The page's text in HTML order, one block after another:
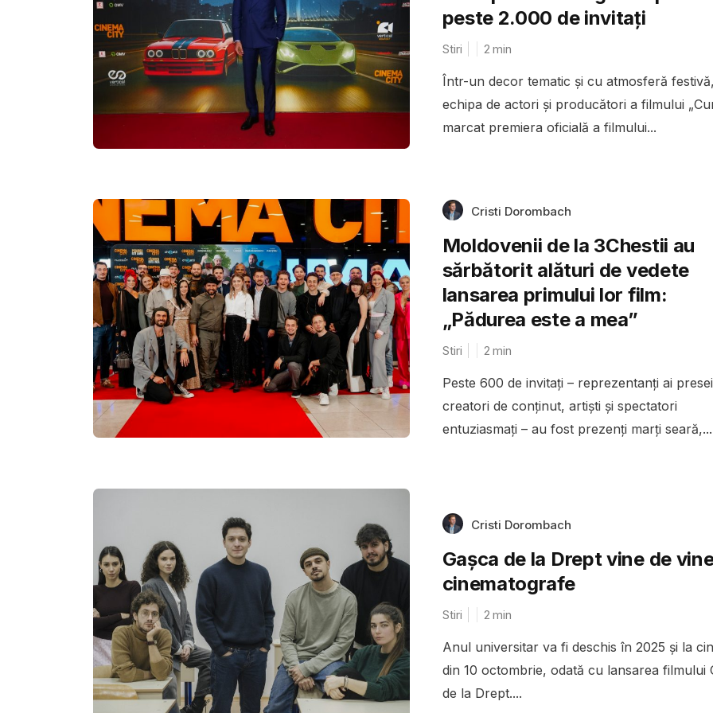
peste 2.000 de invitați
Stiri 2 min
Într-un decor tematic și cu atmosferă festivă,
echipa de actori și producători a filmului
marcat premiera oficială a filmului...
Cristi Dorombach
Moldovenii de la 3Chestii au
sărbătorit alături de vedete
lansarea primului lor film:
„Pădurea este a mea”
Stiri 2 min
Peste 600 de invitați – reprezentanți ai
creatori de conținut, artiști și spectatori
entuziasmați – au fost prezenți marți seară,...
Cristi Dorombach
Gașca de la Drept vine de
cinematografe
Stiri 2 min
Anul universitar va fi deschis în 2025 și la
din 10 octombrie, odată cu lansarea filmului
de la Drept....